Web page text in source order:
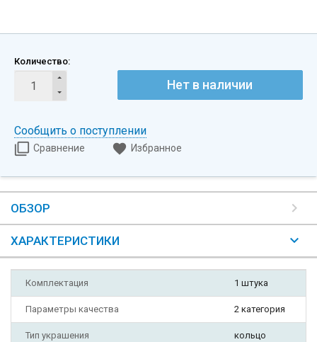
Количество:
Нет в наличии
Сообщить о поступлении
Сравнение Избранное
ОБЗОР
ХАРАКТЕРИСТИКИ
Комплектация 1 штука
Параметры качества 2 категория
Тип украшения кольцо